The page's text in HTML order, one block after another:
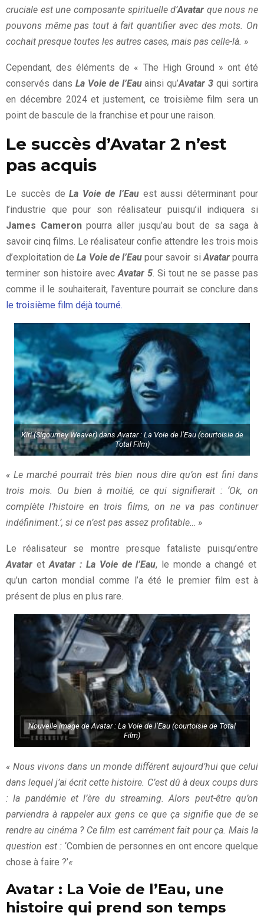
cruciale est une composante spirituelle d’Avatar que nous ne
pouvons même pas tout à fait quantifier avec des mots. On
cochait presque toutes les autres cases, mais pas celle-là. »
Cependant, des éléments de « The High Ground » ont été
conservés dans La Voie de l’Eauainsi qu’Avatar 3qui sortira
en décembre 2024 et justement, ce troisième film sera un
point de bascule de la franchise et pour une raison.
Le succès d’Avatar 2 n’est
pas acquis
Le succès deLa Voie de l’Eauest aussi déterminant pour
l’industrie que pour son réalisateur puisqu’il indiquera si
James Cameronpourra aller jusqu’au bout de sa saga à
savoir cinq films. Le réalisateur confie attendre les trois mois
d’exploitation deLa Voie de l’Eau pour savoir si Avatarpourra
terminer son histoire avec Avatar 5 . Si tout ne se passe pas
comme il le souhaiterait, l’aventure pourrait se conclure dans
le troisième film déjà tourné.
Kiri (Sigourney Weaver) dans Avatar : La Voie de l’Eau (courtoisie de
Total Film)
« Le marché pourrait très bien nous dire qu’on est fini dans
trois mois. Ou bien à moitié, ce qui signifierait : ‘Ok, on
complète l’histoire en trois films, on ne va pas continuer
indéfiniment.’, si ce n’est pas assez profitable… »
Le réalisateur se montre presque fataliste puisqu’entre
Avatar etAvatar : La Voie de l’Eau, le monde a changé et
qu’un carton mondial comme l’a été le premier film est à
présent de plus en plus rare.
Nouvelle image de Avatar : La Voie de l’Eau (courtoisie de Total
Film)
« Nous vivons dans un monde différent aujourd’hui que celui
dans lequel j’ai écrit cette histoire. C’est dû à deux coups durs
: la pandémie et l’ère du streaming. Alors peut-être qu’on
parviendra à rappeler aux gens ce que ça signifie que de se
rendre au cinéma ? Ce film est carrément fait pour ça. Mais la
question est : ‘Combien de personnes en ont encore quelque
chose à faire ?’«
Avatar : La Voie de l’Eau, une
histoire qui prend son temps